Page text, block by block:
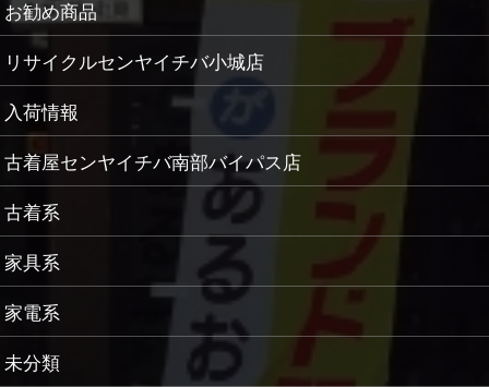
お勧め商品
リサイクルセンヤイチバ小城店
入荷情報
古着屋センヤイチバ南部バイパス店
古着系
家具系
家電系
未分類